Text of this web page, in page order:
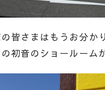
皆さまはもうお分か
初音のショールーム